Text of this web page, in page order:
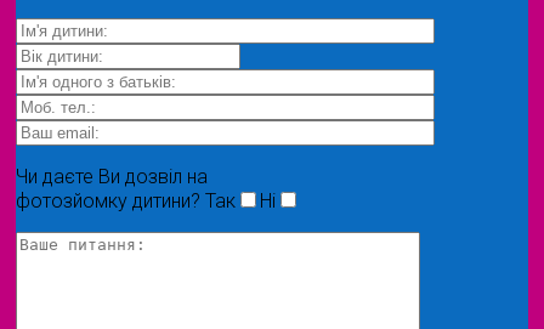
Чи даєте Ви дозвіл на
фотозйомку дитини? Так Ні